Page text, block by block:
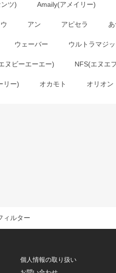
ツ) Amaily(アメイリー)
アン アピセラ
ウェーバー ウルトラマジッ
ヌビーエーエー) NFS(エヌエ
リー) オカモト オリオン
ィルター
個人情報の取り扱い